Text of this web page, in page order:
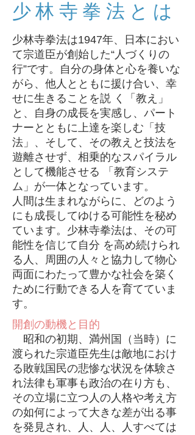
少林寺拳法とは
少林寺拳法は1947年、日本におい
て宗道臣が創始した“人づくりの
行”です。自分の身体と心を養いな
がら、他人とともに援け合い、幸
せに生きることを説 く「教え」
と、自身の成長を実感し、パート
ナーとともに上達を楽しむ「技
法」、そして、その教えと技法を
遊離させず、相乗的なスパイラル
として機能させる 「教育システ
ム」が一体となっています。
人間は生まれながらに、どのよう
にも成長してゆける可能性を秘め
ています。少林寺拳法は、その可
能性を信じて自分 を高め続けられ
る人、周囲の人々と協力して物心
両面にわたって豊かな社会を築く
ために行動できる人を育てていま
す。
開創の動機と目的
昭和の初期、満州国（当時）に
渡られた宗道臣先生は敵地におけ
る敗戦国民の悲惨な状況を体験さ
れ法律も軍事も政治の在り方も、
その立場に立つ人の人格や考え方
の如何によって大きな差が出る事
を発見され、人、人、人すべては